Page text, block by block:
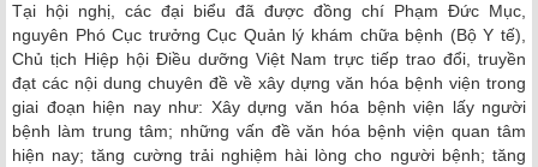
Tại hội nghị, các đại biểu đã được đồng chí Phạm Đức Mục,
nguyên Phó Cục trưởng Cục Quản lý khám chữa bệnh (Bộ Y tế),
Chủ tịch Hiệp hội Điều dưỡng Việt Nam trực tiếp trao đổi, truyền
đạt các nội dung chuyên đề về xây dựng văn hóa bệnh viện trong
giai đoạn hiện nay như: Xây dựng văn hóa bệnh viện lấy người
bệnh làm trung tâm; những vấn đề văn hóa bệnh viện quan tâm
hiện nay; tăng cường trải nghiệm hài lòng cho người bệnh; tăng